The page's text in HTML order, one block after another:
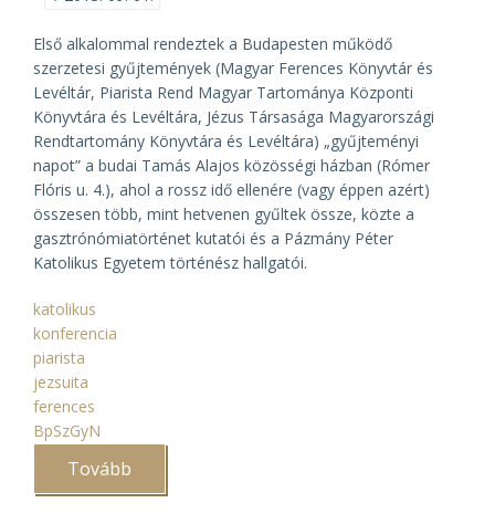
Első alkalommal rendeztek a Budapesten működő
szerzetesi gyűjtemények (Magyar Ferences Könyvtár és
Levéltár, Piarista Rend Magyar Tartománya Központi
Könyvtára és Levéltára, Jézus Társasága Magyarországi
Rendtartomány Könyvtára és Levéltára) „gyűjteményi
napot” a budai Tamás Alajos közösségi házban (Rómer
Flóris u. 4.), ahol a rossz idő ellenére (vagy éppen azért)
összesen több, mint hetvenen gyűltek össze, közte a
gasztrónómiatörténet kutatói és a Pázmány Péter
Katolikus Egyetem történész hallgatói.
katolikus
konferencia
piarista
jezsuita
ferences
BpSzGyN
Tovább
konferencia